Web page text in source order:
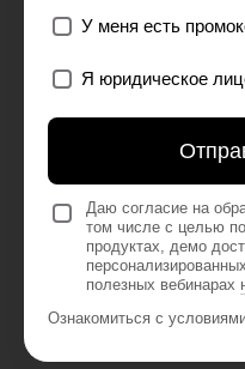
У меня есть
Я юридическое
Даю согласие на
том числе с целью
продуктах, демо
полезных вебинарах
Ознакомиться с